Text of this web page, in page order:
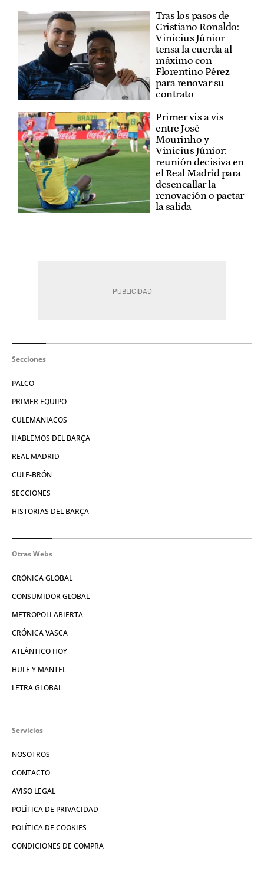
Tras los pasos de
Cristiano Ronaldo:
Vinicius Júnior
tensa la cuerda al
máximo con
Florentino Pérez
para renovar su
contrato
Primer vis a vis
entre José
Mourinho y
Vinicius Júnior:
reunión decisiva en
el Real Madrid para
desencallar la
renovación o pactar
la salida
Secciones
PALCO
PRIMER EQUIPO
CULEMANIACOS
HABLEMOS DEL BARÇA
REAL MADRID
CULE-BRÓN
SECCIONES
HISTORIAS DEL BARÇA
Otras Webs
CRÓNICA GLOBAL
CONSUMIDOR GLOBAL
METROPOLI ABIERTA
CRÓNICA VASCA
ATLÁNTICO HOY
HULE Y MANTEL
LETRA GLOBAL
Servicios
NOSOTROS
CONTACTO
AVISO LEGAL
POLÍTICA DE PRIVACIDAD
POLÍTICA DE COOKIES
CONDICIONES DE COMPRA